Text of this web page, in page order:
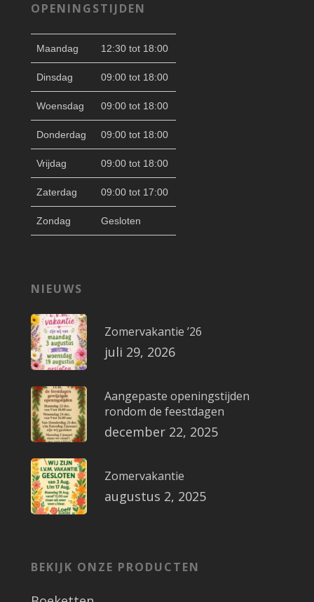
OPENINGSTIJDEN
Maandag 12:30 tot 18:00
Dinsdag 09:00 tot 18:00
Woensdag 09:00 tot 18:00
Donderdag 09:00 tot 18:00
Vrijdag 09:00 tot 18:00
Zaterdag 09:00 tot 17:00
Zondag Gesloten
NIEUWS
Zomervakantie ’26
juli 29, 2026
Aangepaste openingstijden
rondom de feestdagen
december 22, 2025
Zomervakantie
augustus 2, 2025
BEKIJK ONZE PRODUCTEN